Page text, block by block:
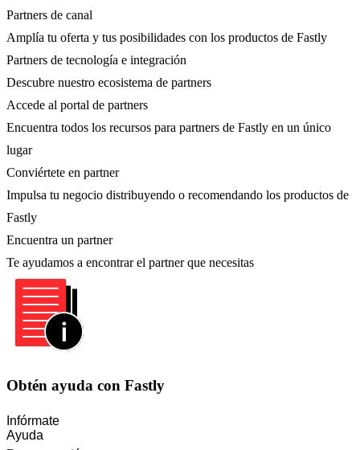
Partners de canal
Amplía tu oferta y tus posibilidades con los productos de Fastly
Partners de tecnología e integración
Descubre nuestro ecosistema de partners
Accede al portal de partners
Encuentra todos los recursos para partners de Fastly en un único
lugar
Conviértete en partner
Impulsa tu negocio distribuyendo o recomendando los productos de
Fastly
Encuentra un partner
Te ayudamos a encontrar el partner que necesitas
Obtén ayuda con Fastly
Infórmate
Ayuda